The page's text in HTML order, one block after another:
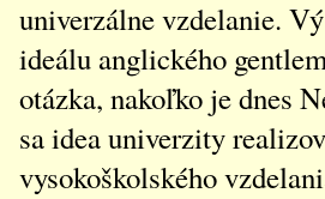
univerzálne vzdelanie.
ideálu anglického
otázka, nakoľko je dnes
sa idea univerzity
vysokoškolského